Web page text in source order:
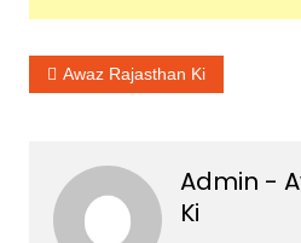
Awaz Rajasthan Ki
Admin -
Ki